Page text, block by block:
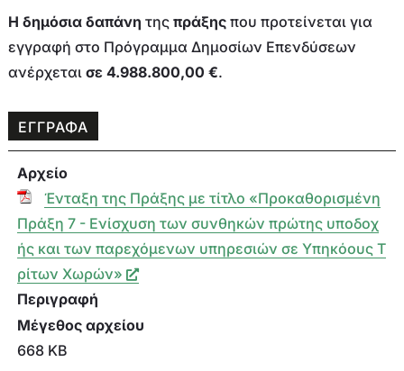
Η δημόσια δαπάνη της πράξης που προτείνεται για
εγγραφή στο Πρόγραμμα Δημοσίων Επενδύσεων
ανέρχεται σε 4.988.800,00 €.
ΕΓΓΡΑΦΑ
Αρχείο
Ένταξη της Πράξης με τίτλο «Προκαθορισμένη
Πράξη 7 - Ενίσχυση των συνθηκών πρώτης υποδοχ
ής και των παρεχόμενων υπηρεσιών σε Υπηκόους Τ
ρίτων Χωρών»
Περιγραφή
Μέγεθος αρχείου
668 KB